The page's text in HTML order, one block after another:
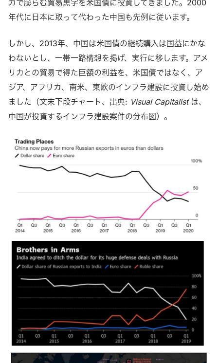
カで膨らむ貿易黒字を米国債に投資してきました。2000
年代に日本に取って代わった中国も先例に従います。
しかし、2013年、中国は米国債の継続購入は国益にかな
わないとし、一帯一路構想を掲げ、実行に移します。アメ
リカとの貿易で得た巨額の利益を、米国債ではなく、ア
ジア、アフリカ、南米、東欧のインフラ建設に投資し始め
ました（文末下段チャート、出典: Visual Capitalistは、
中国が投資するインフラ建設案件の分布図）。